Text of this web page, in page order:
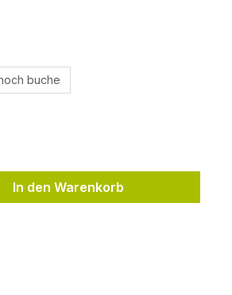
buche
gewünschten Wert
In den Warenkorb